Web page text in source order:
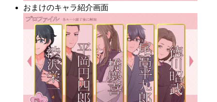
おまけのキャラ紹介画面